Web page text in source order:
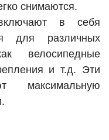
снимаются.
в себя
для различных
велосипедные
и т.д. Эти
максимальную